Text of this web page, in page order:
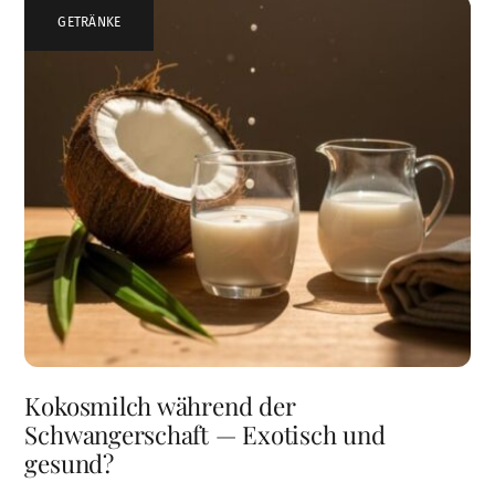
GETRÄNKE
Kokosmilch während der
Schwangerschaft — Exotisch und
gesund?